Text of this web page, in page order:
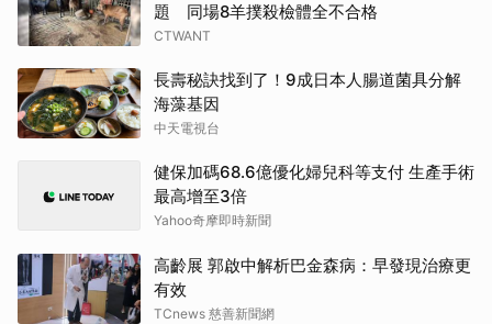
題 同場8羊撲殺檢體全不合格
CTWANT
長壽秘訣找到了！9成日本人腸道菌具分解
海藻基因
中天電視台
健保加碼68.6億優化婦兒科等支付 生產手術
最高增至3倍
Yahoo奇摩即時新聞
高齡展 郭啟中解析巴金森病：早發現治療更
有效
TCnews 慈善新聞網